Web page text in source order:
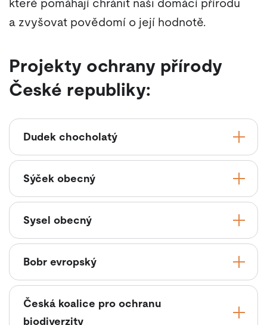
které pomáhají chránit naši domácí přírodu
a zvyšovat povědomí o její hodnotě.
Projekty ochrany přírody
České republiky:
Dudek chocholatý
Sýček obecný
Sysel obecný
Bobr evropský
Česká koalice pro ochranu
biodiverzity